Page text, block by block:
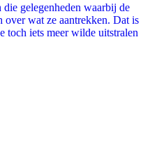
gelegenheden waarbij de
over wat ze aantrekken. Dat is
toch iets meer wilde uitstralen